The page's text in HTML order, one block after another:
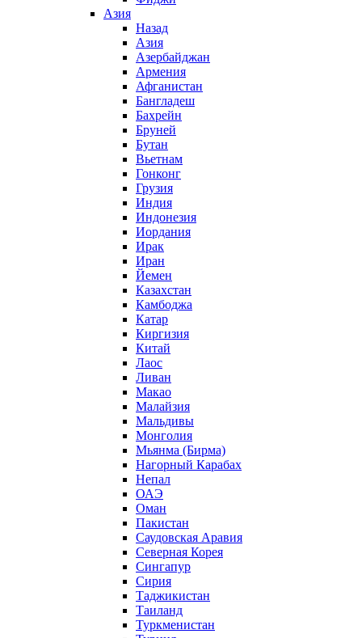
Азия
Назад
Азия
Азербайджан
Армения
Афганистан
Бангладеш
Бахрейн
Бруней
Бутан
Вьетнам
Гонконг
Грузия
Индия
Индонезия
Иордания
Ирак
Иран
Йемен
Казахстан
Камбоджа
Катар
Киргизия
Китай
Лаос
Ливан
Макао
Малайзия
Мальдивы
Монголия
Мьянма (Бирма)
Нагорный Карабах
Непал
ОАЭ
Оман
Пакистан
Саудовская Аравия
Северная Корея
Сингапур
Сирия
Таджикистан
Таиланд
Туркменистан